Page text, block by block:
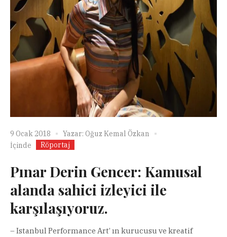
9 Ocak 2018 Yazar: Oğuz Kemal Özkan
İçinde
Röportaj
Pınar Derin Gencer: Kamusal
alanda sahici izleyici ile
karşılaşıyoruz.
– Istanbul Performance Art’ ın kurucusu ve kreatif